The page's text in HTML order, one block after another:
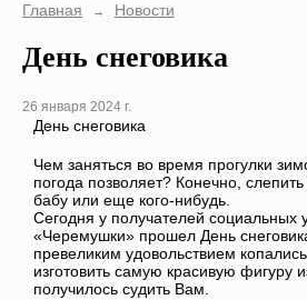
Главная → Новости
День снеговика
26 января 2024 г.
День снеговика
Чем заняться во время прогулки
погода позволяет? Конечно,
бабу или еще кого-нибудь.
Сегодня у получателей социальных
«Черемушки» прошел День
превеликим удовольствием
изготовить самую красивую фигуру
получилось судить Вам.